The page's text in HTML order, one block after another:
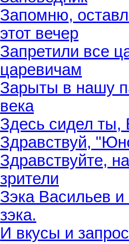
Запомню,
этот вечер
Запретили все
царевичам
Зарыты в нашу
века
Здесь сидел ты,
Здравствуй,
Здравствуйте,
зрители
Зэка Васильев
зэка.
И вкусы и